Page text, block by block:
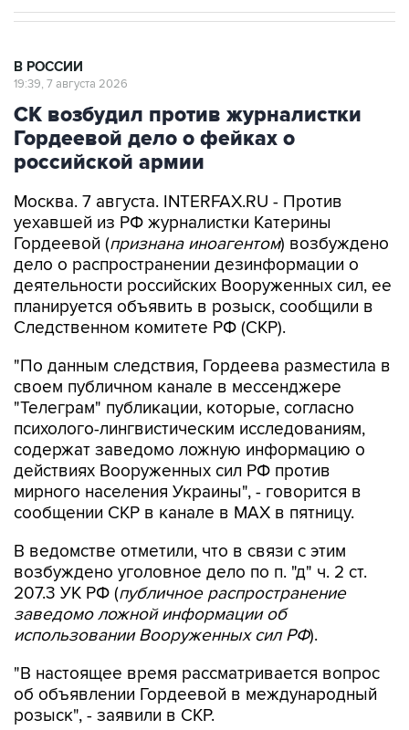
В РОССИИ
19:39, 7 августа 2026
СК возбудил против журналистки
Гордеевой дело о фейках о
российской армии
Москва. 7 августа. INTERFAX.RU - Против
уехавшей из РФ журналистки Катерины
Гордеевой (признана иноагентом) возбуждено
дело о распространении дезинформации о
деятельности российских Вооруженных сил, ее
планируется объявить в розыск, сообщили в
Следственном комитете РФ (СКР).
"По данным следствия, Гордеева разместила в
своем публичном канале в мессенджере
"Телеграм" публикации, которые, согласно
психолого-лингвистическим исследованиям,
содержат заведомо ложную информацию о
действиях Вооруженных сил РФ против
мирного населения Украины", - говорится в
сообщении СКР в канале в MAX в пятницу.
В ведомстве отметили, что в связи с этим
возбуждено уголовное дело по п. "д" ч. 2 ст.
207.3 УК РФ (публичное распространение
заведомо ложной информации об
использовании Вооруженных сил РФ).
"В настоящее время рассматривается вопрос
об объявлении Гордеевой в международный
розыск", - заявили в СКР.